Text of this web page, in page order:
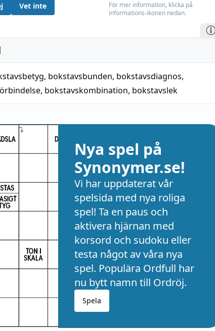
Vet inte
För mer information, klicka på
informations-ikonen nedan.
, bokstavsbunden, bokstavsdiagnos,
, bokstavskombination, bokstavslek
Nya spel på
Synonymer.se!
Vi har uppdaterat vår
spelsida med nya roliga
spel! Ta en paus och
aktivera hjärnan med
korsord och sudoku eller
testa något av våra nya
spel. Populära Ordfull har
nu bytt namn till Ordröj.
Spela